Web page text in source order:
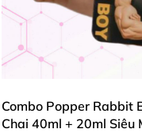
Combo Popper Rabbit
Chai 40ml + 20ml Siêu